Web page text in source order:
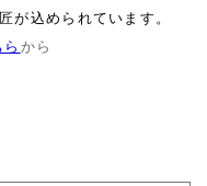
が込められています。
ら から